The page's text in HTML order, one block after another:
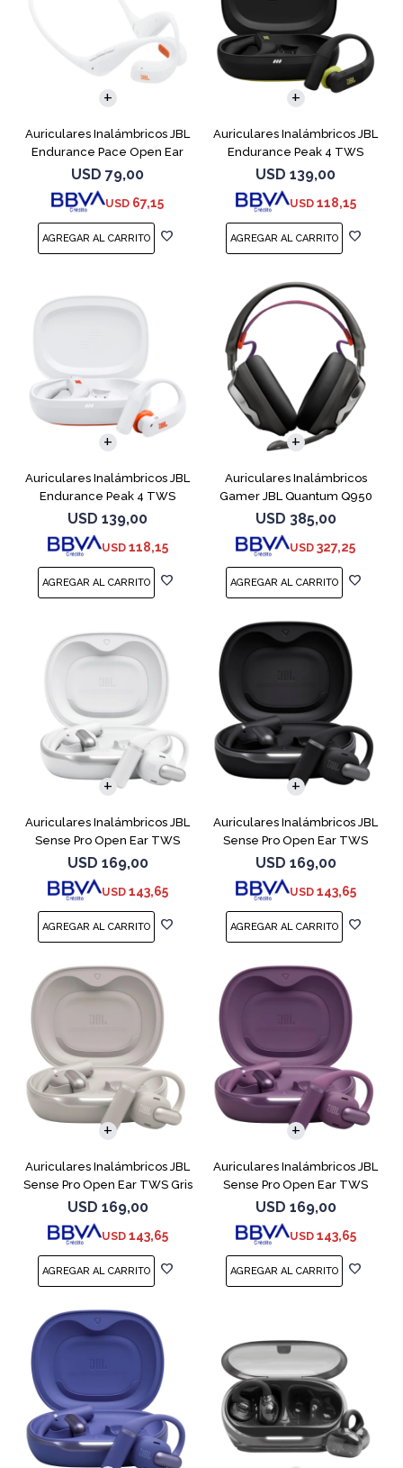
Auriculares Inalámbricos JBL
Endurance Pace Open Ear
Blanco
USD 79,00
USD 67,15
Auriculares Inalámbricos JBL
Endurance Peak 4 TWS
Negro
USD 139,00
USD 118,15
Auriculares Inalámbricos JBL
Endurance Peak 4 TWS
Blanco
USD 139,00
USD 118,15
Auriculares Inalámbricos
Gamer JBL Quantum Q950
Negro
USD 385,00
USD 327,25
Auriculares Inalámbricos JBL
Sense Pro Open Ear TWS
Blanco
USD 169,00
USD 143,65
Auriculares Inalámbricos JBL
Sense Pro Open Ear TWS
Negro
USD 169,00
USD 143,65
Auriculares Inalámbricos JBL
Sense Pro Open Ear TWS Gris
USD 169,00
USD 143,65
Auriculares Inalámbricos JBL
Sense Pro Open Ear TWS
Purple
USD 169,00
USD 143,65